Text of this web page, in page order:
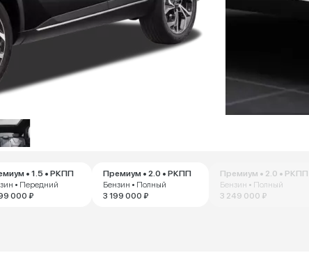
• 1.5 • РКПП
• Передний
000 ₽
Премиум • 2.0 • РКПП
Бензин • Полный
3 199 000 ₽
Премиум • 2.0 • РКПП
Бензин • Полный
3 249 000 ₽